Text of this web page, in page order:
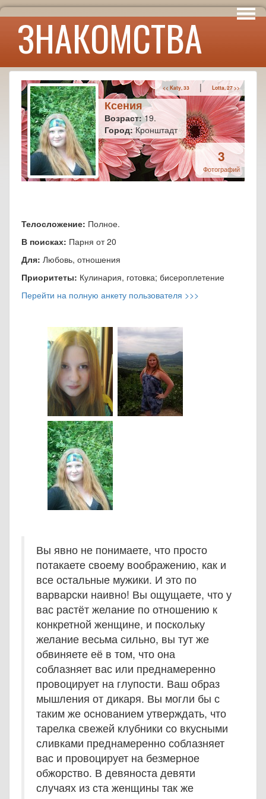
ЗНАКОМСТВА
Интересы
Юмор
Ксения
Возраст:19.
Город:Кронштадт
<< Katy, 33 | Lotta, 27 >>
3
Фотографий
Телосложение: Полное.
В поисках: Парня от 20
Для: Любовь, отношения
Приоритеты: Кулинария, готовка; бисероплетение
Перейти на полную анкету пользователя >>>
Вы явно не понимаете, что просто
потакаете своему воображению, как и
все остальные мужики. И это по
варварски наивно! Вы ощущаете, что у
вас растёт желание по отношению к
конкретной женщине, и поскольку
желание весьма сильно, вы тут же
обвиняете её в том, что она
соблазняет вас или преднамеренно
провоцирует на глупости. Ваш образ
мышления от дикаря. Вы могли бы с
таким же основанием утверждать, что
тарелка свежей клубники со вкусными
сливками преднамеренно соблазняет
вас и провоцирует на безмерное
обжорство. В девяноста девяти
случаях из ста женщины так же